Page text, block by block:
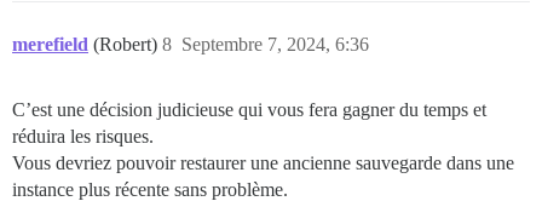
merefield (Robert) Septembre 7, 2024, 6:36
8
C’est une décision judicieuse qui vous fera gagner du temps et
réduira les risques.
Vous devriez pouvoir restaurer une ancienne sauvegarde dans une
instance plus récente sans problème.